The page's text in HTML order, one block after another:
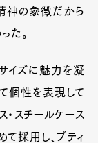
神の象徴だから
た。
イズに魅力を凝
個性を表現して
・スチールケース
採用し、ブティ